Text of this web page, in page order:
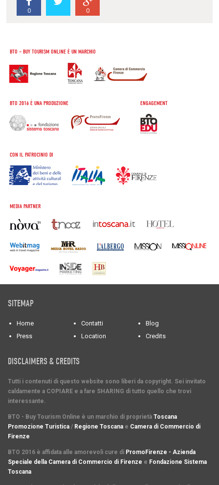
0 0
BTO – BUY TOURISM ONLINE È UN MARCHIO
BTO 2016 È UNA PRODUZIONE ENGAGEMENT
CON IL PATROCINIO DI
MEDIA PARTNER
SITEMAP
Home Contatti
Blog
Press
Location Credits
DISCLAIMERS & CREDITS
Tutti i contenuti di questo website sono liberi da copyright. Sei invitato
caldamente a COPIARE e a fare SHARING di tutto quello che trovi
interessante.
BTO - Buy Tourism Online è un marchio di proprietà Toscana
Promozione Turistica / Regione Toscana e Camera di Commercio di
Firenze
BTO 2016 è affidata alle amorevoli cure di PromoFirenze - Azienda
Speciale della Camera di Commercio di Firenze e Fondazione Sistema
Toscana